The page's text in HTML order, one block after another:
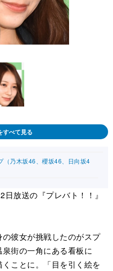
すべて見る
（乃木坂46、櫻坂46、日向坂4
放送の『プレバト！！』
彼女が挑戦したのがスプ
街の一角にある看板に
くことに。「目を引く絵を